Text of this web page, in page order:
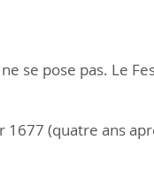
se pose pas. Le
(quatre ans